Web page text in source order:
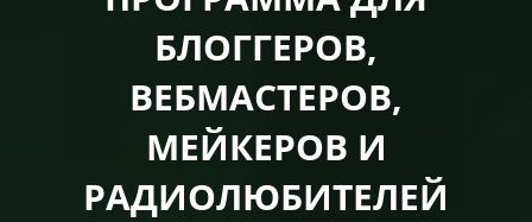
БЛОГГЕРОВ,
ВЕБМАСТЕРОВ,
МЕЙКЕРОВ И
РАДИОЛЮБИТЕЛЕЙ